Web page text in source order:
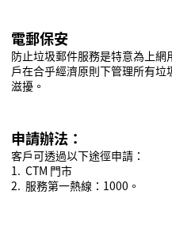
電郵保安
防止垃圾郵件服務是特意為上
戶在合乎經濟原則下管理所有
滋擾。
申請辦法：
客戶可透過以下途徑申請：
1. CTM 門市
2. 服務第一熱線： 1000 。